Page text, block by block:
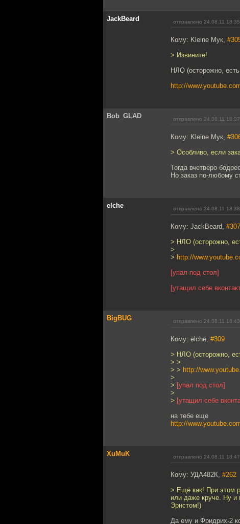
JackBeard отправлено 24.08.11 18:35
Кому: Kleine Мук,
> Извините!
НЛО (осторожно,
http://
Bob_GLAD отправлено 24.08.11 18:37
Кому: Kleine Мук,
> Особливо, если
Тогда вчетверо
Но заказ по-любому
elche отправлено 24.08.11 18:38
Кому: JackBeard, #307
> НЛО (осторожно,
>
> http://
[упал под стол]
[утащил себе
BigBUG отправлено 24.08.11 18:43
Кому: elche, #309
> НЛО (осторожно,
> >
> > http://
>
> [упал под стол]
>
> [утащил себе
на тебе еще
http://
XuMuK отправлено 24.08.11 18:47
Кому: УДА482К, #262
> Ещё как! При этом
или даже круче. Ну и
Эрнстом!)
Да ему и Фридрих-2